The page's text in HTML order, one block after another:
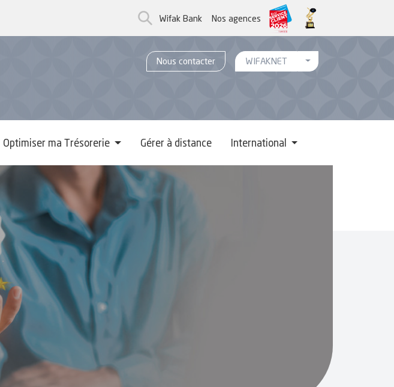
Wifak Bank Nos agences
Nous contacter WIFAKNET Toggle Menu WifakNet
Optimiser ma Trésorerie Gérer à distance International